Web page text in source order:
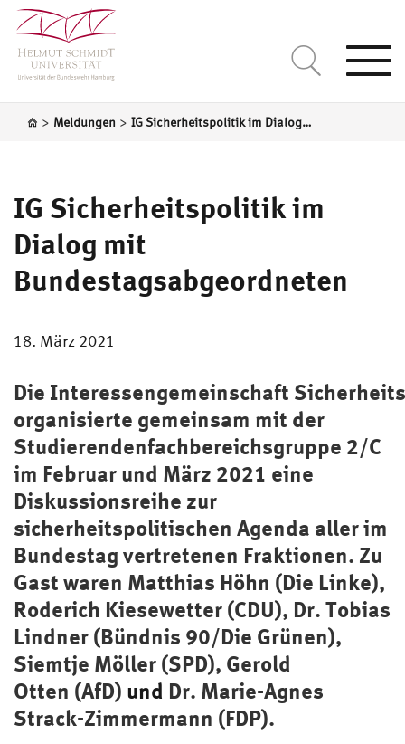
> Meldungen > IG Sicherheitspolitik im Dialog mit Bundestagsabgeordneten
IG Sicherheitspolitik im
Dialog mit
Bundestagsabgeordneten
18. März 2021
Die Interessengemeinschaft
organisierte gemeinsam mit der
Studierendenfachbereichsgruppe 2/C
im Februar und März 2021 eine
Diskussionsreihe zur
sicherheitspolitischen Agenda aller im
Bundestag vertretenen Fraktionen. Zu
Gast waren Matthias Höhn (Die Linke),
Roderich Kiesewetter (CDU), Dr. Tobias
Lindner (Bündnis 90/Die Grünen),
Siemtje Möller (SPD), Gerold
Otten (AfD) und Dr. Marie-Agnes
Strack-Zimmermann (FDP).